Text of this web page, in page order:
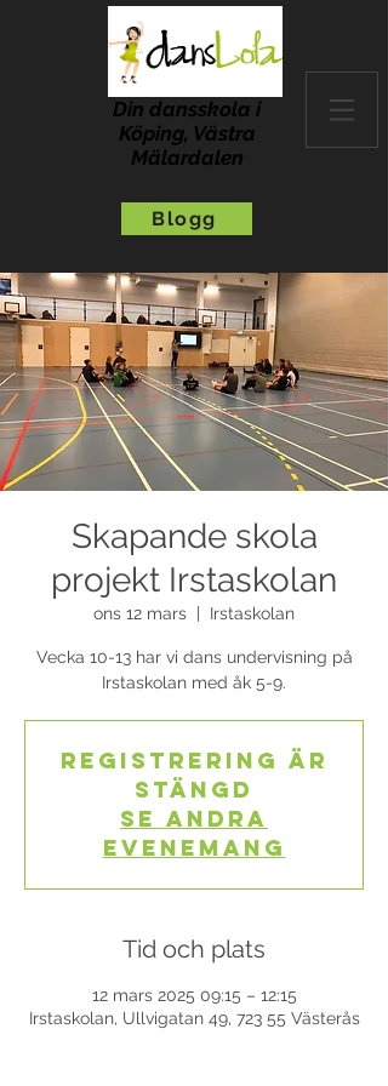
Din dansskola i
Köping, Västra
Mälardalen
Blogg
Skapande skola
projekt Irstaskolan
ons 12 mars Irstaskolan
Vecka 10-13 har vi dans undervisning på
Irstaskolan med åk 5-9.
Registrering är
stängd
Se andra
evenemang
Tid och plats
12 mars 2025 09:15 – 12:15
Irstaskolan, Ullvigatan 49, 723 55 Västerås